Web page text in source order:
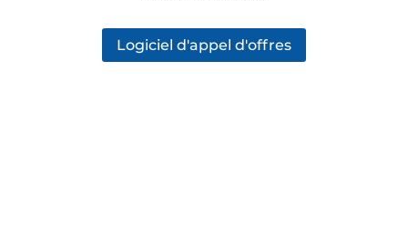
Logiciel d'appel d'offres